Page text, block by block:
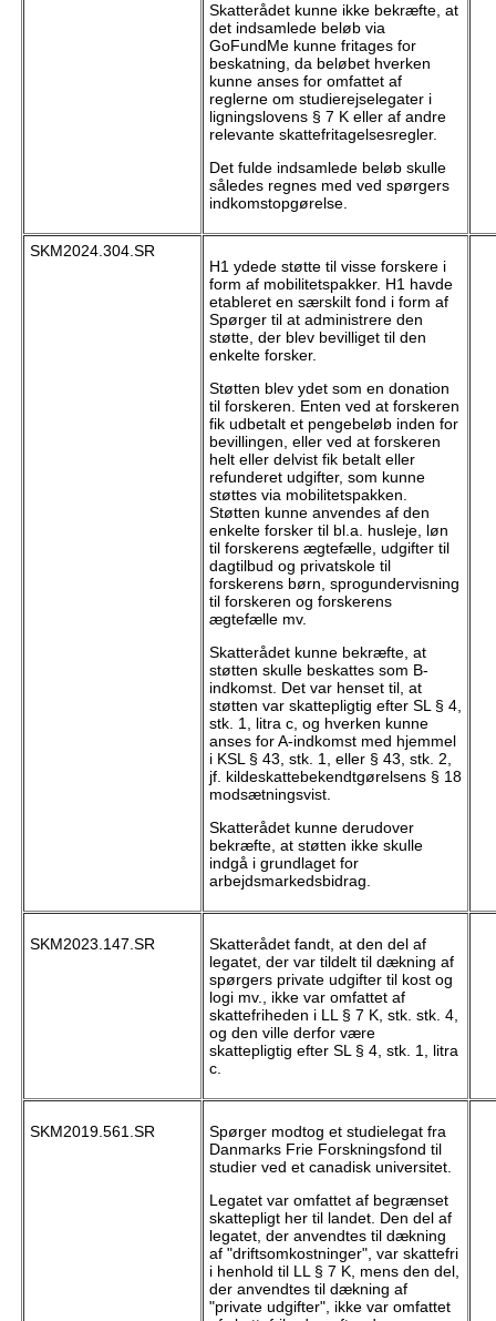
Skatterådet kunne ikke bekræfte, at
det indsamlede beløb via
GoFundMe kunne fritages for
beskatning, da beløbet hverken
kunne anses for omfattet af
reglerne om studierejselegater i
ligningslovens § 7 K eller af andre
relevante skattefritagelsesregler.
Det fulde indsamlede beløb skulle
således regnes med ved spørgers
indkomstopgørelse.
SKM2024.304.SR
H1 ydede støtte til visse forskere i
form af mobilitetspakker. H1 havde
etableret en særskilt fond i form af
Spørger til at administrere den
støtte, der blev bevilliget til den
enkelte forsker.
Støtten blev ydet som en donation
til forskeren. Enten ved at forskeren
fik udbetalt et pengebeløb inden for
bevillingen, eller ved at forskeren
helt eller delvist fik betalt eller
refunderet udgifter, som kunne
støttes via mobilitetspakken.
Støtten kunne anvendes af den
enkelte forsker til bl.a. husleje, løn
til forskerens ægtefælle, udgifter til
dagtilbud og privatskole til
forskerens børn, sprogundervisning
til forskeren og forskerens
ægtefælle mv.
Skatterådet kunne bekræfte, at
støtten skulle beskattes som B-
indkomst. Det var henset til, at
støtten var skattepligtig efter SL § 4,
stk. 1, litra c, og hverken kunne
anses for A-indkomst med hjemmel
i KSL § 43, stk. 1, eller § 43, stk. 2,
jf. kildeskattebekendtgørelsens § 18
modsætningsvist.
Skatterådet kunne derudover
bekræfte, at støtten ikke skulle
indgå i grundlaget for
arbejdsmarkedsbidrag.
SKM2023.147.SR
Skatterådet fandt, at den del af
legatet, der var tildelt til dækning af
spørgers private udgifter til kost og
logi mv., ikke var omfattet af
skattefriheden i LL § 7 K, stk. stk. 4,
og den ville derfor være
skattepligtig efter SL § 4, stk. 1, litra
c.
SKM2019.561.SR
Spørger modtog et studielegat fra
Danmarks Frie Forskningsfond til
studier ved et canadisk universitet.
Legatet var omfattet af begrænset
skattepligt her til landet. Den del af
legatet, der anvendtes til dækning
af "driftsomkostninger", var skattefri
i henhold til LL § 7 K, mens den del,
der anvendtes til dækning af
"private udgifter", ikke var omfattet